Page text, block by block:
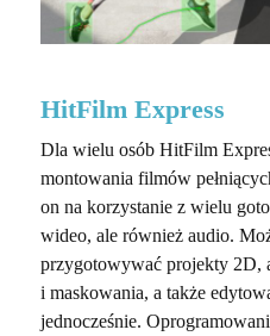
HitFilm Express
Dla wielu osób HitFilm
montowania filmów
on na korzystanie z wielu
wideo, ale również audio.
przygotowywać projekty 2D,
i maskowania, a także
jednocześnie.